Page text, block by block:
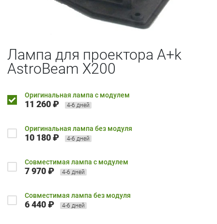
Лампа для проектора A+k
AstroBeam X200
Оригинальная лампа с модулем
11 260 ₽ 4-6 дней
Оригинальная лампа без модуля
10 180 ₽ 4-6 дней
Совместимая лампа с модулем
7 970 ₽ 4-6 дней
Совместимая лампа без модуля
6 440 ₽ 4-6 дней